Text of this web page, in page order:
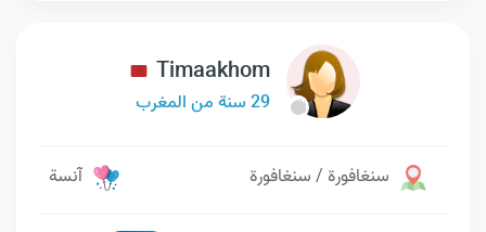
Timaakhom
29 سنة من المغرب
سنغافورة / سنغافورة آنسة